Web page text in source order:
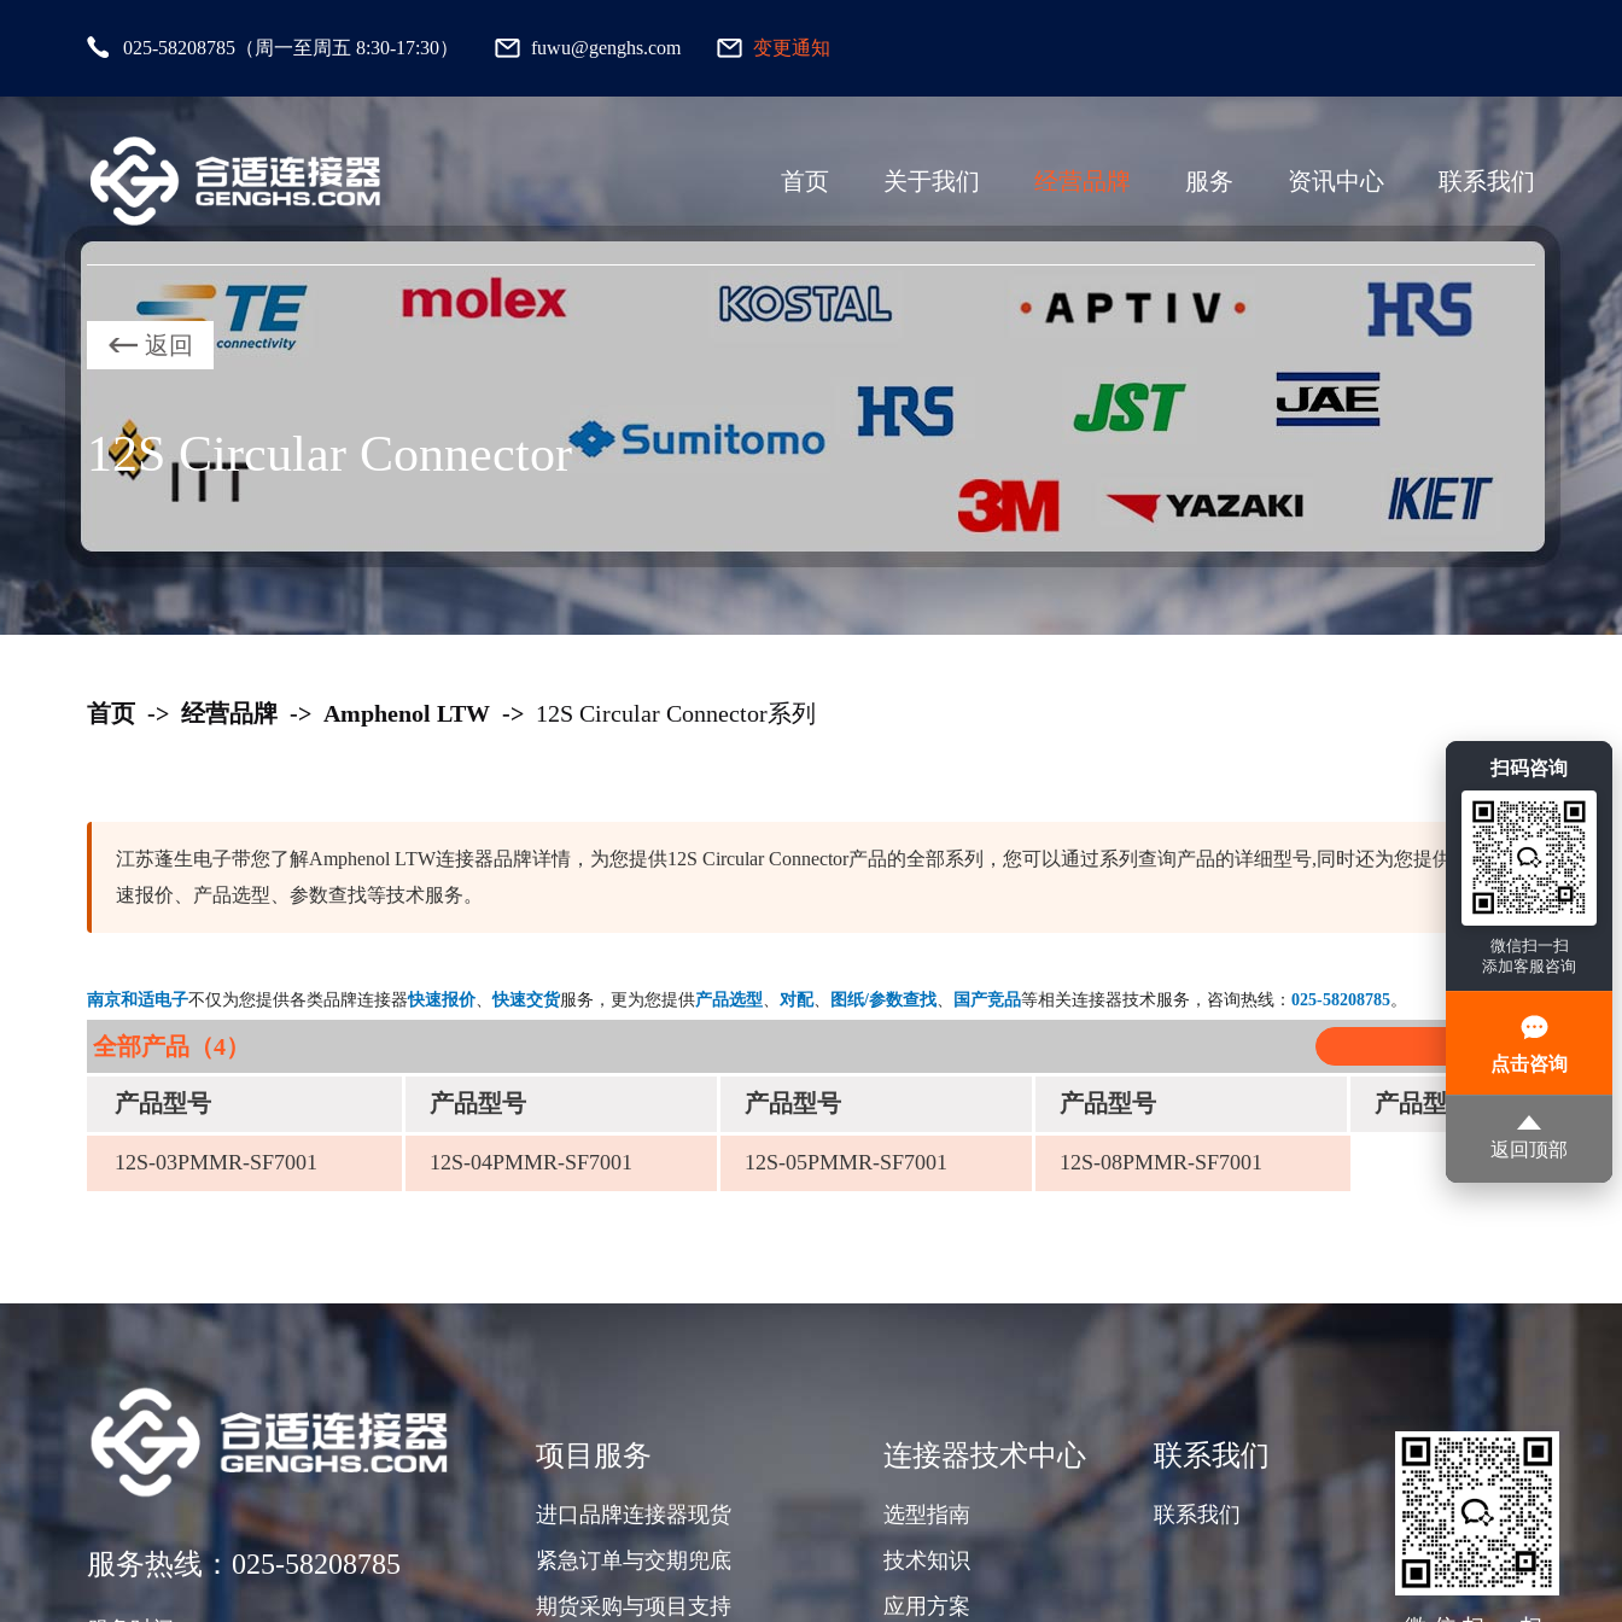
扫码咨询
微信扫一扫
添加客服咨询
点击咨询
返回顶部
025-58208785（周一至周五 8:30-17:30） fuwu@genghs.com 变更通知
首页 关于我们 经营品牌 服务 资讯中心 联系我们
返回
12S Circular Connector
首页 -> 经营品牌 -> Amphenol LTW -> 12S Circular Connector系列
江苏蓬生电子带您了解Amphenol LTW连接器品牌详情，为您提供12S Circular Connector产品的全部系列，您可以通过系列查询产品的详细型号,同时还为您提供产品快
速报价、产品选型、参数查找等技术服务。
南京和适电子不仅为您提供各类品牌连接器快速报价、快速交货服务，更为您提供产品选型、 对配、 图纸/参数查找、 国产竞品等相关连接器技术服务，咨询热线： 025-58208785。
全部产品（4）
产品型号 产品型号 产品型号 产品型号 产品型号
12S-03PMMR-SF7001 12S-04PMMR-SF7001 12S-05PMMR-SF7001 12S-08PMMR-SF7001
服务热线：025-58208785
项目服务
进口品牌连接器现货
紧急订单与交期兜底
期货采购与项目支持
连接器技术中心
选型指南
技术知识
应用方案
联系我们
联系我们